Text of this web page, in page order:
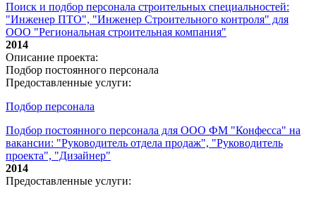
Поиск и подбор персонала строительных специальностей:
"Инженер ПТО", "Инженер Строительного контроля" для
ООО "Региональная строительная компания"
2014
Описание проекта:
Подбор постоянного персонала
Предоставленные услуги:
Подбор персонала
Подбор постоянного персонала для ООО ФМ "Конфесса" на
вакансии: "Руководитель отдела продаж", "Руководитель
проекта", "Дизайнер"
2014
Предоставленные услуги: